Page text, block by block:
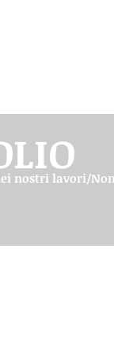
nostri lavori/